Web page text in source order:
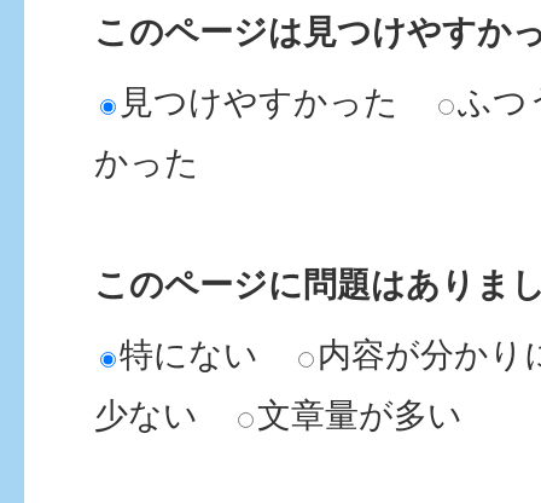
このページは見つけやすか
見つけやすかった
ふつ
かった
このページに問題はありま
特にない
内容が分かり
少ない
文章量が多い